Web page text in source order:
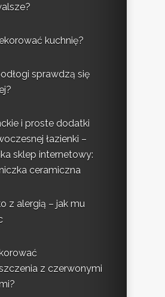
kuchnię?
sprawdzą się
i proste dodatki
łazienki –
sklep internetowy:
ceramiczna
z alergią – jak mu
z czerwonymi